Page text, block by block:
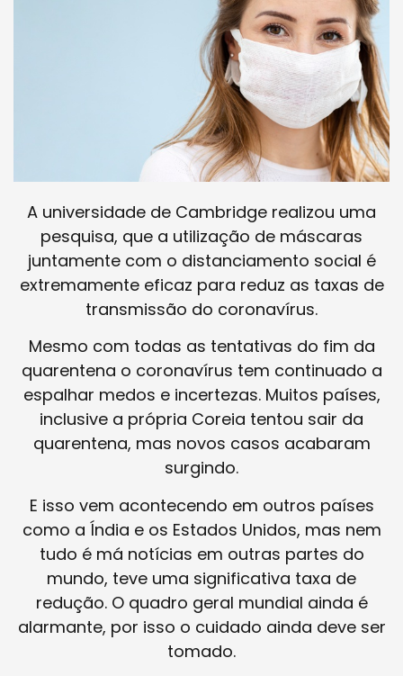
A universidade de Cambridge realizou uma
pesquisa, que a utilização de máscaras
juntamente com o distanciamento social é
extremamente eficaz para reduz as taxas de
transmissão do coronavírus.
Mesmo com todas as tentativas do fim da
quarentena o coronavírus tem continuado a
espalhar medos e incertezas. Muitos países,
inclusive a própria Coreia tentou sair da
quarentena, mas novos casos acabaram
surgindo.
E isso vem acontecendo em outros países
como a Índia e os Estados Unidos, mas nem
tudo é má notícias em outras partes do
mundo, teve uma significativa taxa de
redução. O quadro geral mundial ainda é
alarmante, por isso o cuidado ainda deve ser
tomado.